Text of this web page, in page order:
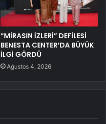
“MİRASIN İZLERİ” DEFİLESİ
BENESTA CENTER’DA BÜYÜK
İLGİ GÖRDÜ
Ağustos 4, 2026